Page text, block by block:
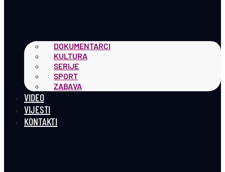
DOKUMENTARCI
KULTURA
SERIJE
SPORT
ZABAVA
VIDEO
VIJESTI
KONTAKTI